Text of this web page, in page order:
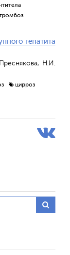
гепатита
Н.И.
цирроз